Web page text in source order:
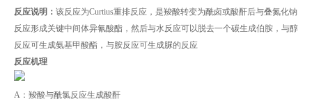
反应说明： 该反应为Curtius重排反应，是羧酸转变为酰卤或酸酐后与叠氮化钠
反应形成关键中间体异氰酸酯，然后与水反应可以脱去一个碳生成伯胺，与醇
反应可生成氨基甲酸酯，与胺反应可生成脲的反应
反应机理
A：羧酸与酰氯反应生成酸酐